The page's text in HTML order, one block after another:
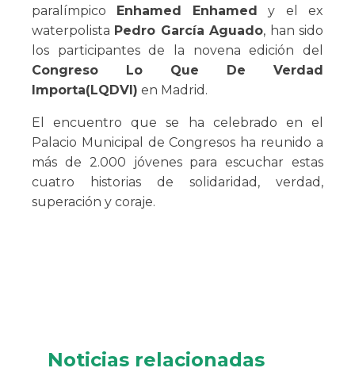
paralímpico
Enhamed Enhamed
y el ex
waterpolista Pedro García Aguado, han sido
los participantes de la novena edición del
Congreso Lo Que De Verdad
Importa(LQDVI ) en Madrid.
El encuentro que se ha celebrado en el
Palacio Municipal de Congresos ha reunido a
más de 2.000 jóvenes para escuchar estas
cuatro historias de solidaridad, verdad,
superación y coraje.
Noticias relacionadas